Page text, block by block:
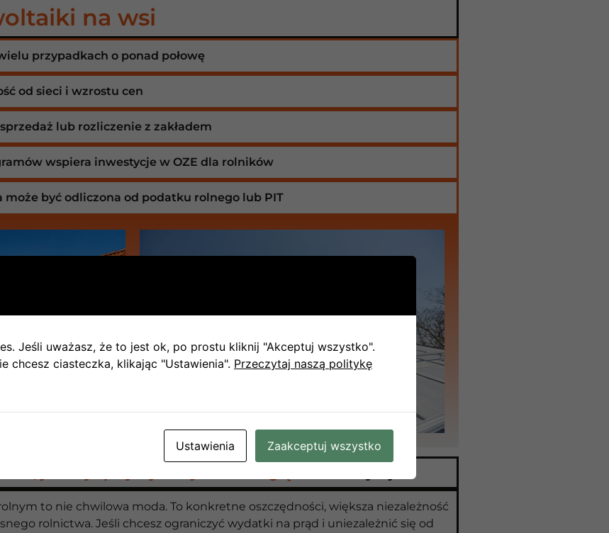
na wsi
przypadkach o ponad połowę
od sieci i wzrostu cen
lub rozliczenie z zakładem
wspiera inwestycje w OZE dla rolników
być odliczona od podatku rolnego lub PIT
to nie chwilowa moda. To konkretne oszczędności, większa niezależność
rolnictwa. Jeśli chcesz ograniczyć wydatki na prąd i uniezależnić się od
Jeśli uważasz, że to jest ok, po prostu kliknij "Akceptuj wszystko".
chcesz ciasteczka, klikając "Ustawienia". Przeczytaj naszą politykę
Ustawienia Zaakceptuj wszystko